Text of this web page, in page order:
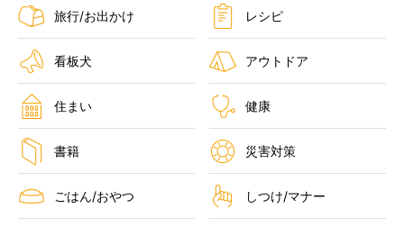
旅行/お出かけ レシピ
看板犬 アウトドア
住まい 健康
書籍 災害対策
ごはん/おやつ しつけ/マナー